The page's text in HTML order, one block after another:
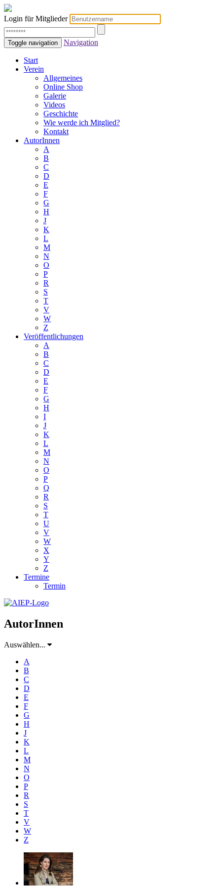
Login für Mitglieder
Toggle navigation Navigation
Start
Verein
Allgemeines
Online Shop
Galerie
Videos
Geschichte
Wie werde ich Mitglied?
Kontakt
AutorInnen
A
B
C
D
E
F
G
H
J
K
L
M
N
O
P
R
S
T
V
W
Z
Veröffentlichungen
A
B
C
D
E
F
G
H
I
J
K
L
M
N
O
P
Q
R
S
T
U
V
W
X
Y
Z
Termine
Termin
AutorInnen
Auswählen...
A
B
C
D
E
F
G
H
J
K
L
M
N
O
P
R
S
T
V
W
Z